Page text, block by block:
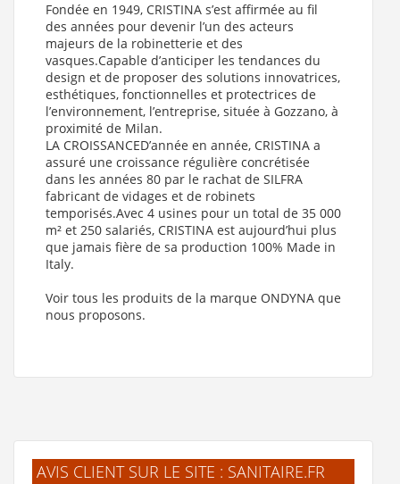
Fondée en 1949, CRISTINA s’est affirmée au fil
des années pour devenir l’un des acteurs
majeurs de la robinetterie et des
vasques.Capable d’anticiper les tendances du
design et de proposer des solutions innovatrices,
esthétiques, fonctionnelles et protectrices de
l’environnement, l’entreprise, située à Gozzano, à
proximité de Milan.
LA CROISSANCED’année en année, CRISTINA a
assuré une croissance régulière concrétisée
dans les années 80 par le rachat de SILFRA
fabricant de vidages et de robinets
temporisés.Avec 4 usines pour un total de 35 000
m² et 250 salariés, CRISTINA est aujourd’hui plus
que jamais fière de sa production 100% Made in
Italy.
Voir tous les produits de la marque ONDYNA que
nous proposons.
AVIS CLIENT SUR LE SITE : SANITAIRE.FR